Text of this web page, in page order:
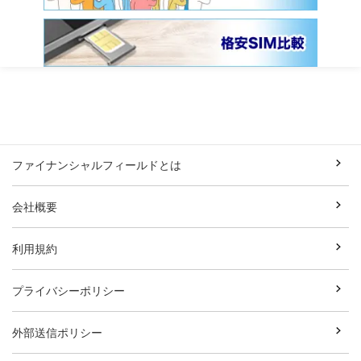
ファイナンシャルフィールドとは
会社概要
利用規約
プライバシーポリシー
外部送信ポリシー